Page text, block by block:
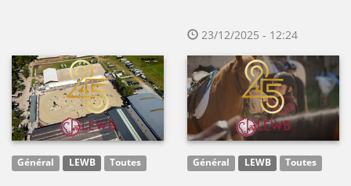
23/12/2025 - 12:24
Général LEWB Toutes Général LEWB Toutes